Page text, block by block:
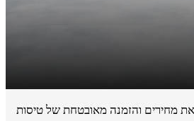
מחירים והזמנה מאובטחת של טיסות